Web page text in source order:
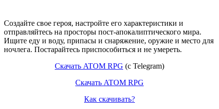
Создайте свое героя, настройте его характеристики и
отправляйтесь на просторы пост-апокалиптического мира.
Ищите еду и воду, припасы и снаряжение, оружие и место для
ночлега. Постарайтесь приспособиться и не умереть.
Скачать ATOM RPG (с Telegram)
Скачать ATOM RPG
Как скачивать?